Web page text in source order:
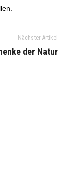
Nächster Artikel
der Natur